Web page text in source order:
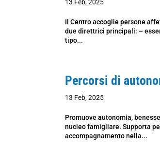
13 Feb, 2025
Il Centro accoglie persone
due direttrici principali: –
tipo...
Percorsi di
13 Feb, 2025
Promuove autonomia,
nucleo famigliare. Supporta
accompagnamento nella...